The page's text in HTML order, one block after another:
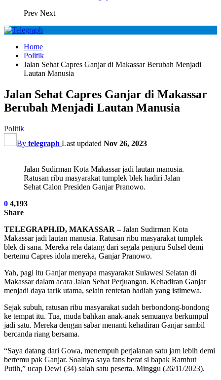
Prev Next
Home
Politik
Jalan Sehat Capres Ganjar di Makassar Berubah Menjadi
Lautan Manusia
Jalan Sehat Capres Ganjar di Makassar
Berubah Menjadi Lautan Manusia
Politik
By telegraph Last updated Nov 26, 2023
Jalan Sudirman Kota Makassar jadi lautan manusia.
Ratusan ribu masyarakat tumplek blek hadiri Jalan
Sehat Calon Presiden Ganjar Pranowo.
0 4,193
Share
TELEGRAPH.ID, MAKASSAR –Jalan Sudirman Kota
Makassar jadi lautan manusia. Ratusan ribu masyarakat tumplek
blek di sana. Mereka rela datang dari segala penjuru Sulsel demi
bertemu Capres idola mereka, Ganjar Pranowo.
Yah, pagi itu Ganjar menyapa masyarakat Sulawesi Selatan di
Makassar dalam acara Jalan Sehat Perjuangan. Kehadiran Ganjar
menjadi daya tarik utama, selain rentetan hadiah yang istimewa.
Sejak subuh, ratusan ribu masyarakat sudah berbondong-bondong
ke tempat itu. Tua, muda bahkan anak-anak semuanya berkumpul
jadi satu. Mereka dengan sabar menanti kehadiran Ganjar sambil
bercanda riang bersama.
“Saya datang dari Gowa, menempuh perjalanan satu jam lebih demi
bertemu pak Ganjar. Soalnya saya fans berat si bapak Rambut
Putih,” ucap Dewi (34) salah satu peserta. Minggu (26/11/2023).